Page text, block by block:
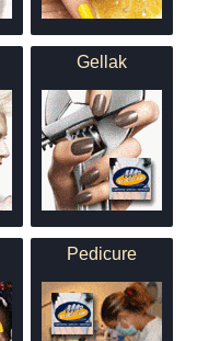
Gellak
Pedicure